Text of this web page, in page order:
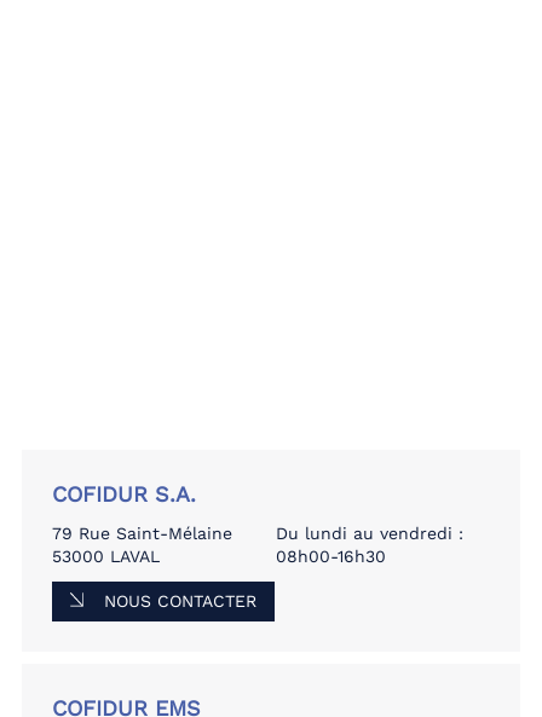
COFIDUR S.A.
79 Rue Saint-Mélaine
53000 LAVAL
Du lundi au vendredi :
08h00-16h30
NOUS CONTACTER
COFIDUR EMS